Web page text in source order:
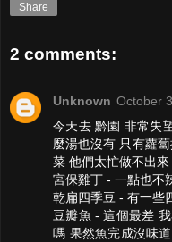
Share
2 comments:
Unknown October
今天去 黔園 非常失
麼湯也沒有 只有蘿
菜 他們太忙做不出
宮保雞丁 - 一點也不
乾扁四季豆 - 有一些
豆瓣魚 - 這個最差
嗎 果然魚完成沒味